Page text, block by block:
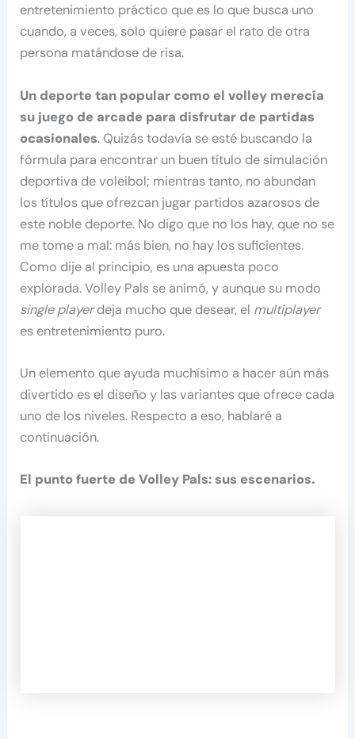
entretenimiento práctico que es lo que busca uno
cuando, a veces, solo quiere pasar el rato de otra
persona matándose de risa.
Un deporte tan popular como el volley merecía
su juego de arcade para disfrutar de partidas
ocasionales. Quizás todavía se esté buscando la
fórmula para encontrar un buen título de simulación
deportiva de voleibol; mientras tanto, no abundan
los títulos que ofrezcan jugar partidos azarosos de
este noble deporte. No digo que no los hay, que no se
me tome a mal: más bien, no hay los suficientes.
Como dije al principio, es una apuesta poco
explorada. Volley Pals se animó, y aunque su modo
single playerdeja mucho que desear, el multiplayer
es entretenimiento puro.
Un elemento que ayuda muchísimo a hacer aún más
divertido es el diseño y las variantes que ofrece cada
uno de los niveles. Respecto a eso, hablaré a
continuación.
El punto fuerte de Volley Pals: sus escenarios.